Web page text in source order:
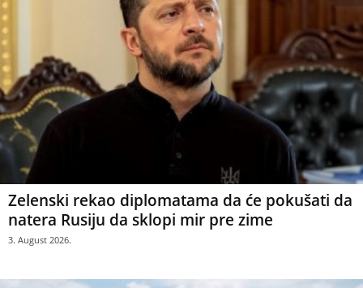
Zelenski rekao diplomatama da će pokušati da
natera Rusiju da sklopi mir pre zime
3. August 2026.